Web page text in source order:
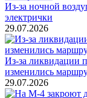
Из-за ночной
электрички
29.07.2026
Из-за ликвидации
изменились
29.07.2026